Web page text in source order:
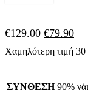
€129.00 Original
was:
€79.90Η
Χαμηλότερη τιμή
ΣΥΝΘΕΣΗ 90%